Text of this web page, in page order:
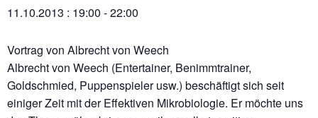
11.10.2013 : 19:00 -22:00
Vortrag von Albrecht von Weech
Albrecht von Weech (Entertainer, Benimmtrainer,
Goldschmied, Puppenspieler usw.) beschäftigt sich seit
einiger Zeit mit der Effektiven Mikrobiologie. Er möchte uns